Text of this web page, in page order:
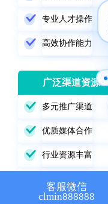
专业人才操作
高效协作能力
广泛渠道资源
多元推广渠道
优质媒体合作
行业资源丰富
客服微信
clmin888888
📢 信息流
咨询内容